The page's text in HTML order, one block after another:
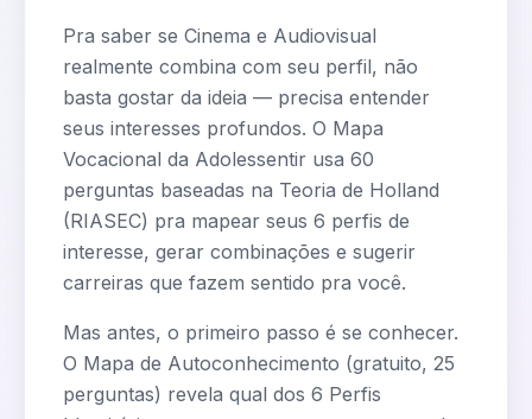
Pra saber se Cinema e Audiovisual
realmente combina com seu perfil, não
basta gostar da ideia — precisa entender
seus interesses profundos. O Mapa
Vocacional da Adolessentir usa 60
perguntas baseadas na Teoria de Holland
(RIASEC) pra mapear seus 6 perfis de
interesse, gerar combinações e sugerir
carreiras que fazem sentido pra você.
Mas antes, o primeiro passo é se conhecer.
O Mapa de Autoconhecimento (gratuito, 25
perguntas) revela qual dos 6 Perfis